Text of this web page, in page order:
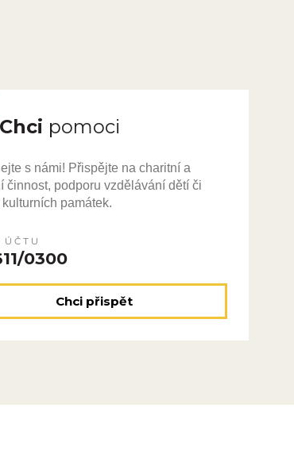
Chci pomoci
s námi! Přispějte na charitní a
činnost, podporu vzdělávání dětí či
památek.
0300
Chci přispět